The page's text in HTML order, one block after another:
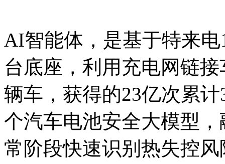
AI智能体，是基于特来
台底座，利用充电网链
辆车，获得的23亿次累
个汽车电池安全大模型
常阶段快速识别热失控